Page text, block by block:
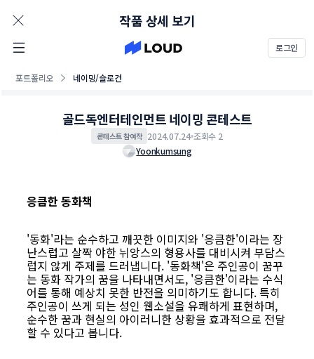
로그인
포트폴리오 네이밍/슬로건
작품 상세 보기
골드독엔터테인먼트 네이밍 콘테스트
콘테스트 참여작 2024.07.24 조회수 2
Yoonkumsung
응큼한 동화책
'동화'라는 순수하고 깨끗한 이미지와 '응큼한'이라는 장
난스럽고 살짝 야한 뉘앙스의 형용사를 대비시켜 부담스
럽지 않게 주제를 드러냅니다. '동화책'은 주인공이 꿈꾸
는 동화 작가의 꿈을 나타내면서도, '응큼한'이라는 수식
어를 통해 예상치 못한 반전을 의미하기도 합니다. 특히
주인공이 쓰게 되는 성인 웹소설을 유쾌하게 표현하며,
순수한 꿈과 현실의 아이러니한 상황을 효과적으로 전달
할 수 있다고 봅니다.